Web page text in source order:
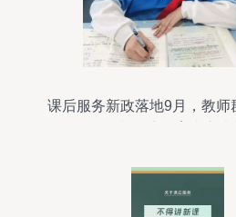
课后服务新政落地9月，教师